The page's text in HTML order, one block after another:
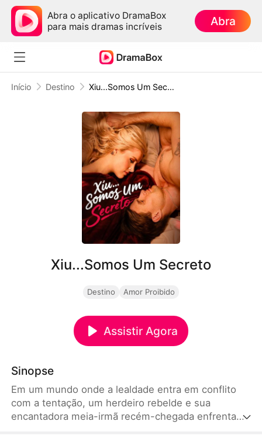
Abra o aplicativo DramaBox
para mais dramas incríveis
Abra
Início Destino Xiu...Somos Um Secreto
Xiu...Somos Um Secreto
Destino Amor Proibido
Assistir Agora
Sinopse
Em um mundo onde a lealdade entra em conflito
com a tentação, um herdeiro rebelde e sua
encantadora meia-irmã recém-chegada enfrentam